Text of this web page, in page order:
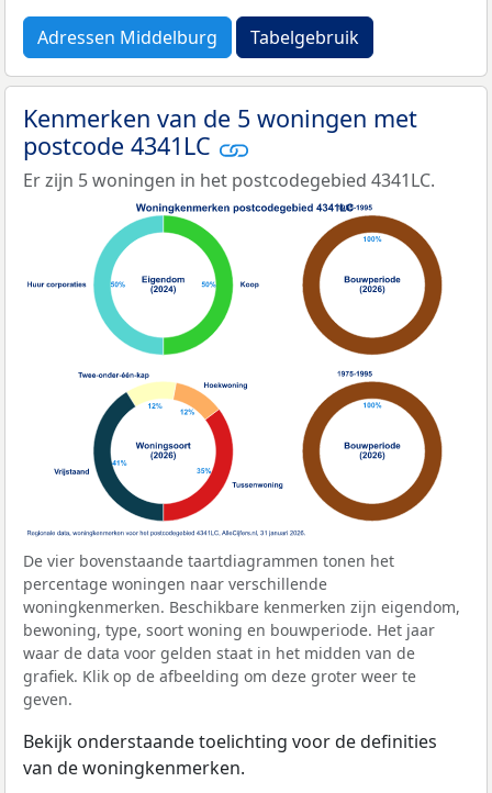
Adressen Middelburg Tabelgebruik
Kenmerken van de 5 woningen met
postcode 4341LC
Er zijn 5 woningen in het postcodegebied 4341LC.
De vier bovenstaande taartdiagrammen tonen het
percentage woningen naar verschillende
woningkenmerken. Beschikbare kenmerken zijn eigendom,
bewoning, type, soort woning en bouwperiode. Het jaar
waar de data voor gelden staat in het midden van de
grafiek. Klik op de afbeelding om deze groter weer te
geven.
Bekijk onderstaande toelichting voor de definities
van de woningkenmerken.